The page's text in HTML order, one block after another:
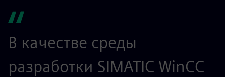
В качестве среды
разработки SIMATIC WinCC